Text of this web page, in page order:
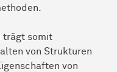
trägt somit
von Strukturen
von